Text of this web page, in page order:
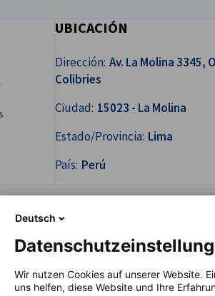
UBICACIÓN
Dirección: Av. La Molina 3345,
Colibries
Ciudad: 15023 - La Molina
Estado/Provincia: Lima
País: Perú
e insumos, explotación)
Deutsch
Wir nutzen Cookies auf unserer Website.
uns helfen, diese Website und Ihre